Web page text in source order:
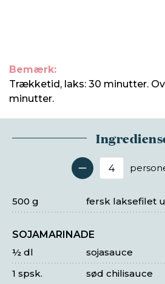
Bemærk:
Trækketid, laks: 30 minutter.
minutter.
Antal
fersk laksefilet
500 g
SOJAMARINADE
sojasauce
½ dl
sød chilisauce
1 spsk.